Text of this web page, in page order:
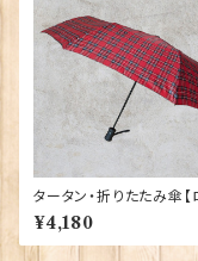
タータン・折りたたみ傘【
ル・スチュアート】Glen
f Scotland 90118
¥4,180